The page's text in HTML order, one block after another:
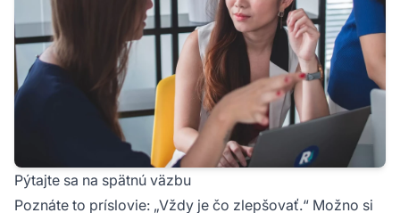
Pýtajte sa na spätnú väzbu
Poznáte to príslovie: „Vždy je čo zlepšovať.“ Možno si